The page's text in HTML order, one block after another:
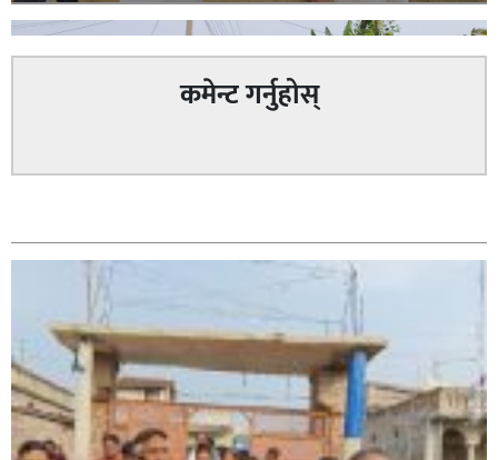
कमेन्ट गर्नुहोस्